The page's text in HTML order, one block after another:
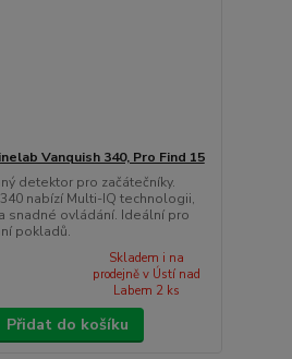
Vanquish 340, Pro Find 15
detektor pro začátečníky.
nabízí Multi-IQ technologii,
snadné ovládání. Ideální pro
pokladů.
Skladem i na
prodejně v Ústí nad
Labem 2 ks
Přidat do košíku